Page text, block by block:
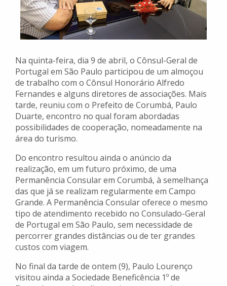
Na quinta-feira, dia 9 de abril, o Cônsul-Geral de
Portugal em São Paulo participou de um almoçou
de trabalho com o Cônsul Honorário Alfredo
Fernandes e alguns diretores de associações. Mais
tarde, reuniu com o Prefeito de Corumbá, Paulo
Duarte, encontro no qual foram abordadas
possibilidades de cooperação, nomeadamente na
área do turismo.
Do encontro resultou ainda o anúncio da
realização, em um futuro próximo, de uma
Permanência Consular em Corumbá, à semelhança
das que já se realizam regularmente em Campo
Grande. A Permanência Consular oferece o mesmo
tipo de atendimento recebido no Consulado-Geral
de Portugal em São Paulo, sem necessidade de
percorrer grandes distâncias ou de ter grandes
custos com viagem.
No final da tarde de ontem (9), Paulo Lourenço
visitou ainda a Sociedade Beneficência 1º de